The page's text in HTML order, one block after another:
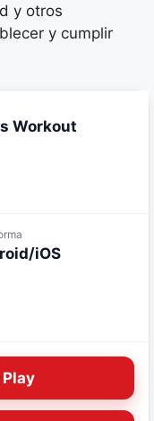
y otros
y cumplir
Workout
iOS